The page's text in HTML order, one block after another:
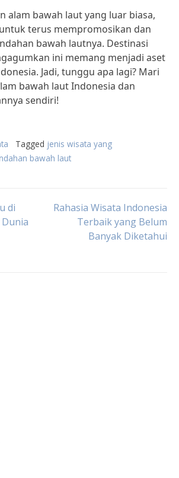
alam bawah laut yang luar biasa,
terus mempromosikan dan
bawah lautnya. Destinasi
ini memang menjadi aset
Jadi, tunggu apa lagi? Mari
bawah laut Indonesia dan
sendiri!
Tagged jenis wisata yang
bawah laut
di
Rahasia Wisata Indonesia
Terbaik yang Belum
Banyak Diketahui